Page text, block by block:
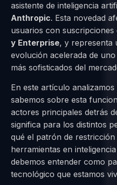
asistente de inteligencia
Anthropic. Esta novedad
usuarios con suscripciones
y Enterprise, y representa
evolución acelerada de
más sofisticados del
En este artículo
sabemos sobre esta
actores principales detrás
significa para los distintos
qué el patrón de
herramientas en
debemos entender como
tecnológico que estamos